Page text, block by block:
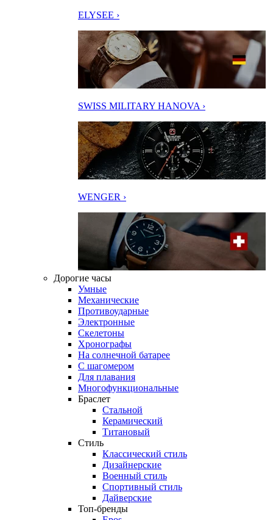
ELYSEE ›
SWISS MILITARY HANOVA ›
WENGER ›
Дорогие часы
Умные
Механические
Противоударные
Электронные
Скелетоны
Хронографы
На солнечной батарее
С шагомером
Для плавания
Многофункциональные
Браслет
Стальной
Керамический
Титановый
Стиль
Классический стиль
Дизайнерские
Военный стиль
Спортивный стиль
Дайверские
Топ-бренды